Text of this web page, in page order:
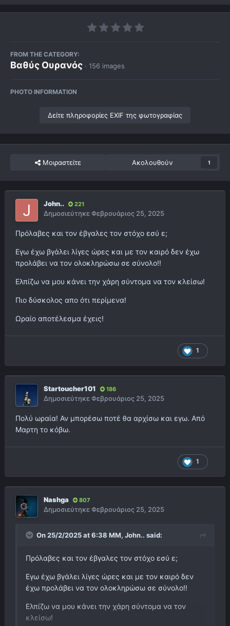
FROM THE CATEGORY:
Βαθύς Ουρανός · 156 images
PHOTO INFORMATION
Δείτε πληροφορίες EXIF της φωτογραφίας
Μοιραστείτε Ακολουθούν 1
John.. 221
ΔημοσιεύτηκεΦεβρουάριος 25, 2025
Πρόλαβες και τον έβγαλες τον στόχο εσύ ε;
Εγω έχω βγάλει λίγες ώρες και με τον καιρό δεν έχω
προλάβει να τον ολοκληρώσω σε σύνολο!!
Ελπίζω να μου κάνει την χάρη σύντομα να τον κλείσω!
Πιο δύσκολος απο ότι περίμενα!
Ωραίο αποτέλεσμα έχεις!
1
Startoucher101 186
ΔημοσιεύτηκεΦεβρουάριος 25, 2025
Πολύ ωραία! Αν μπορέσω ποτέ θα αρχίσω και εγω. Από
Μαρτη το κόβω.
1
Nashga 807
ΔημοσιεύτηκεΦεβρουάριος 25, 2025
On 25/2/2025 at 6:38 ΜΜ, John.. said:
Πρόλαβες και τον έβγαλες τον στόχο εσύ ε;
Εγω έχω βγάλει λίγες ώρες και με τον καιρό δεν
έχω προλάβει να τον ολοκληρώσω σε σύνολο!!
Ελπίζω να μου κάνει την χάρη σύντομα να τον
κλείσω!